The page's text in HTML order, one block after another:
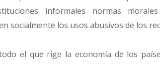
informales normas
socialmente los usos abusivos de los
el que rige la economía de los